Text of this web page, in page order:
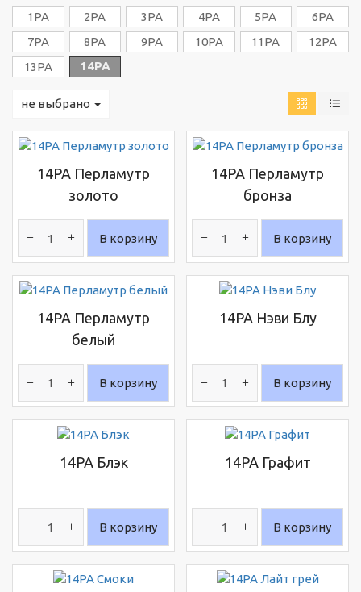
1PA 2PA 3PA 4PA 5PA
6PA
7PA
8PA 9PA 10PA 11PA
12PA
13PA
14PA
не выбрано
14PA Перламутр
золото
В корзину
14PA Перламутр
бронза
В корзину
14PA Перламутр
белый
В корзину
14PA Нэви Блу
В корзину
14PA Блэк
В корзину
14PA Графит
В корзину